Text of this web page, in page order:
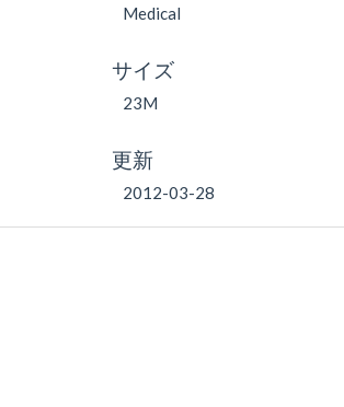
Medical
サイズ
23M
更新
2012-03-28